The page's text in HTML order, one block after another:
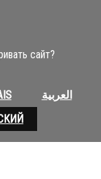
сайт?
العربية